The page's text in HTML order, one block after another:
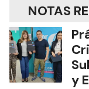
NOTAS
y